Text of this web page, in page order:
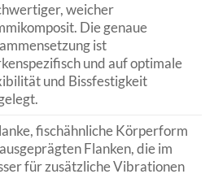
weicher
Die genaue
ist
und auf optimale
und Bissfestigkeit
fischähnliche Körperform
Flanken, die im
für zusätzliche Vibrationen